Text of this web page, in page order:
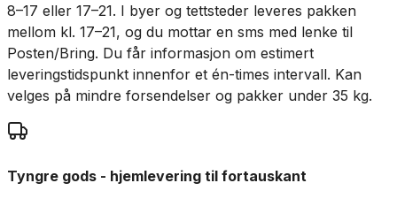
8–17 eller 17–21. I byer og tettsteder leveres pakken
mellom kl. 17–21, og du mottar en sms med lenke til
Posten/Bring. Du får informasjon om estimert
leveringstidspunkt innenfor et én-times intervall. Kan
velges på mindre forsendelser og pakker under 35 kg.
Tyngre gods - hjemlevering til fortauskant